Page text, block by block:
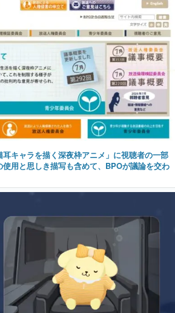
耳キャラを描く深夜枠アニメ」に視聴者の一部
用と思しき描写も含めて、BPOが議論を交わ